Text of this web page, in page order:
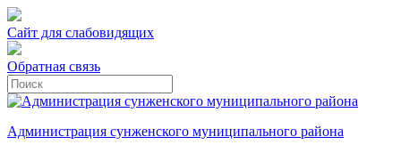
Сайт для слабовидящих
Обратная связь
Администрация сунженского муниципального района